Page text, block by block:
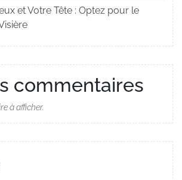
et Votre Tête : Optez pour le
commentaires
à afficher.